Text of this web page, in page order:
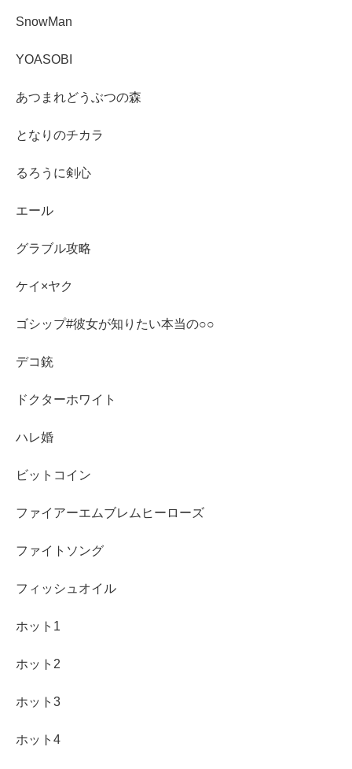
SnowMan
YOASOBI
あつまれどうぶつの森
となりのチカラ
るろうに剣心
エール
グラブル攻略
ケイ×ヤク
ゴシップ#彼女が知りたい本当の○○
デコ銃
ドクターホワイト
ハレ婚
ビットコイン
ファイアーエムブレムヒーローズ
ファイトソング
フィッシュオイル
ホット1
ホット2
ホット3
ホット4